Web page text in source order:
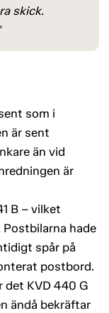
skick.
som i
är sent
än vid
är
B – vilket
hade
spår på
postbord.
KVD 440 G
ändå bekräftar